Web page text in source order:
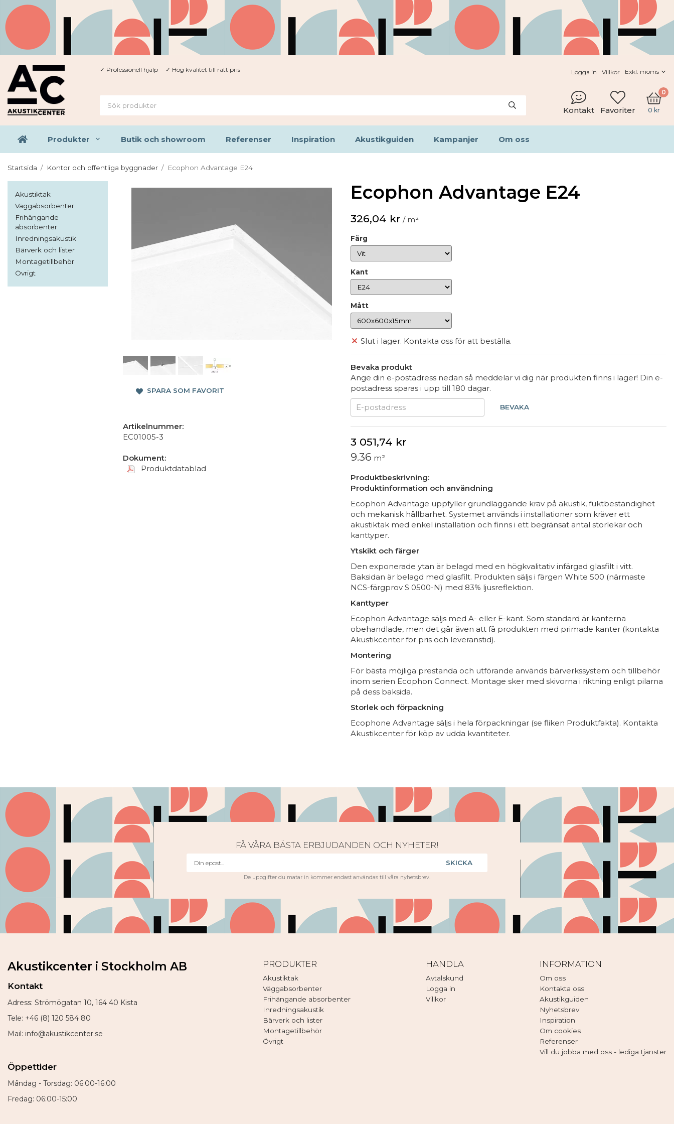
✓ Professionell hjälp ✓ Hög kvalitet till rätt pris Logga in Villkor
Kontakt Favoriter
0
0 kr
Produkter Butik och showroom Referenser Inspiration Akustikguiden Kampanjer Om oss
Startsida / Kontor och offentliga byggnader / Ecophon Advantage E24
Akustiktak
Väggabsorbenter
Frihängande
absorbenter
Inredningsakustik
Bärverk och lister
Montagetillbehör
Övrigt
Ecophon Advantage E24
326,04 kr / m²
Färg
Kant
Mått
Slut i lager. Kontakta oss för att beställa.
Bevaka produkt
Ange din e-postadress nedan så meddelar vi dig när produkten finns i lager! Din e-
postadress sparas i upp till 180 dagar.
BEVAKA
3 051,74 kr
9.36 m²
Produktbeskrivning:
Produktinformation och användning
Ecophon Advantage uppfyller grundläggande krav på akustik, fuktbeständighet
och mekanisk hållbarhet. Systemet används i installationer som kräver ett
akustiktak med enkel installation och finns i ett begränsat antal storlekar och
kanttyper.
Ytskikt och färger
Den exponerade ytan är belagd med en högkvalitativ infärgad glasfilt i vitt.
Baksidan är belagd med glasfilt. Produkten säljs i färgen White 500 (närmaste
NCS-färgprov S 0500-N) med 83% ljusreflektion.
Kanttyper
Ecophon Advantage säljs med A- eller E-kant. Som standard är kanterna
obehandlade, men det går även att få produkten med primade kanter (kontakta
Akustikcenter för pris och leveranstid).
Montering
För bästa möjliga prestanda och utförande används bärverkssystem och tillbehör
inom serien Ecophon Connect. Montage sker med skivorna i riktning enligt pilarna
på dess baksida.
Storlek och förpackning
Ecophone Advantage säljs i hela förpackningar (se fliken Produktfakta). Kontakta
Akustikcenter för köp av udda kvantiteter.
SPARA SOM FAVORIT
Artikelnummer:
EC01005-3
Dokument:
Produktdatablad
FÅ VÅRA BÄSTA ERBJUDANDEN OCH NYHETER!
SKICKA
De uppgifter du matar in kommer endast användas till våra nyhetsbrev.
Akustikcenter i Stockholm AB
Kontakt
Adress: Strömögatan 10, 164 40 Kista
Tele: +46 (8) 120 584 80
Mail: info@akustikcenter.se
Öppettider
Måndag - Torsdag: 06:00-16:00
Fredag: 06:00-15:00
PRODUKTER
Akustiktak
Väggabsorbenter
Frihängande absorbenter
Inredningsakustik
Bärverk och lister
Montagetillbehör
Övrigt
HANDLA
Avtalskund
Logga in
Villkor
INFORMATION
Om oss
Kontakta oss
Akustikguiden
Nyhetsbrev
Inspiration
Om cookies
Referenser
Vill du jobba med oss - lediga tjänster